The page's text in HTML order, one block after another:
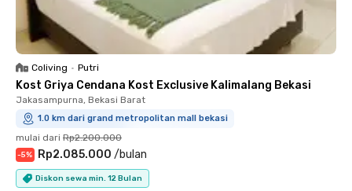
Coliving • Putri
Kost Griya Cendana Kost Exclusive Kalimalang Bekasi
Jakasampurna, Bekasi Barat
1.0 km dari grand metropolitan mall bekasi
mulai dari Rp2.200.000
-5% Rp2.085.000 /bulan
Diskon sewa min. 12 Bulan